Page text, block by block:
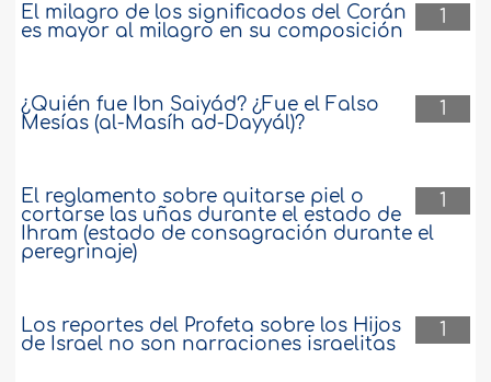
1
El milagro de los significados del Corán
es mayor al milagro en su composición
1
¿Quién fue Ibn Saiyád? ¿Fue el Falso
Mesías (al-Masíh ad-Dayyál)?
1
El reglamento sobre quitarse piel o
cortarse las uñas durante el estado de
Ihram (estado de consagración durante el
peregrinaje)
1
Los reportes del Profeta sobre los Hijos
de Israel no son narraciones israelitas